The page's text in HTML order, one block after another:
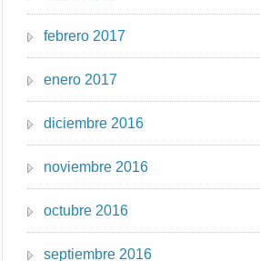
febrero 2017
enero 2017
diciembre 2016
noviembre 2016
octubre 2016
septiembre 2016